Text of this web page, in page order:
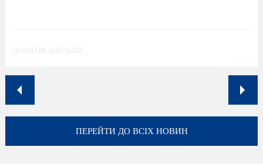
ДІЗНАТИСЬ БІЛЬШЕ
ПЕРЕЙТИ ДО ВСІХ НОВИН